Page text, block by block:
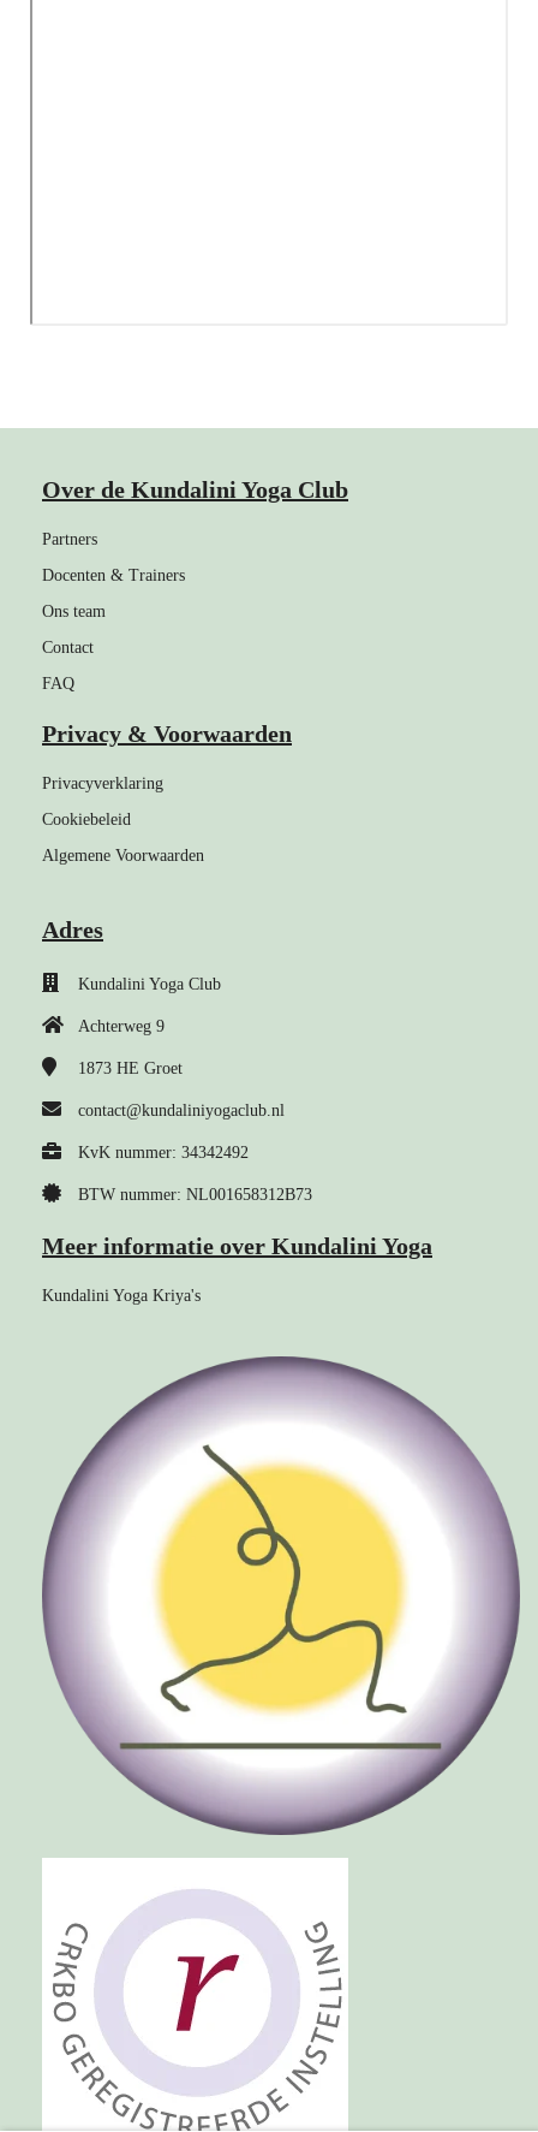
Over de Kundalini Yoga Club
Partners
Docenten & Trainers
Ons team
Contact
FAQ
Privacy & Voorwaarden
Privacyverklaring
Cookiebeleid
Algemene Voorwaarden
Adres
Kundalini Yoga Club
Achterweg 9
1873 HE Groet
contact@kundaliniyogaclub.nl
KvK nummer: 34342492
BTW nummer: NL001658312B73
Meer informatie over Kundalini Yoga
Kundalini Yoga Kriya's